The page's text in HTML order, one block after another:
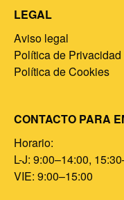
LEGAL
Aviso legal
Política de Privacidad
Política de Cookies
CONTACTO PARA
Horario:
L-J: 9:00–14:00,
VIE: 9:00–15:00